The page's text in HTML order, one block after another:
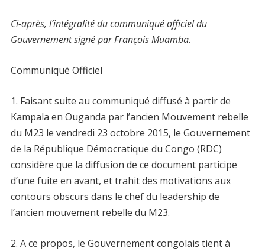
Ci-après, l’intégralité du communiqué officiel du
Gouvernement signé par François Muamba.
Communiqué Officiel
1. Faisant suite au communiqué diffusé à partir de
Kampala en Ouganda par l’ancien Mouvement rebelle
du M23 le vendredi 23 octobre 2015, le Gouvernement
de la République Démocratique du Congo (RDC)
considère que la diffusion de ce document participe
d’une fuite en avant, et trahit des motivations aux
contours obscurs dans le chef du leadership de
l’ancien mouvement rebelle du M23.
2. A ce propos, le Gouvernement congolais tient à